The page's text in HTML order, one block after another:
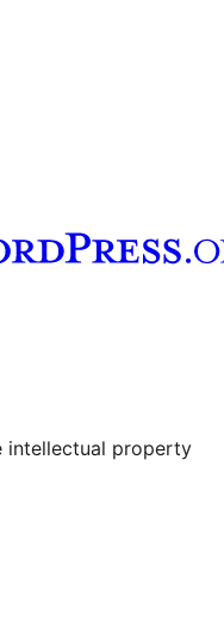
de Tumblr
intellectual property